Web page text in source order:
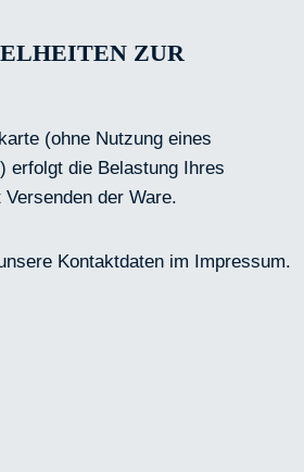
ZUR
(ohne Nutzung eines
erfolgt die Belastung Ihres
der Ware.
Kontaktdaten im Impressum.